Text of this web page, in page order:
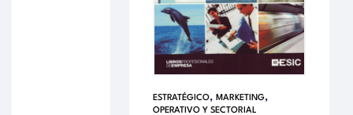
ESTRATÉGICO, MARKETING,
OPERATIVO Y SECTORIAL